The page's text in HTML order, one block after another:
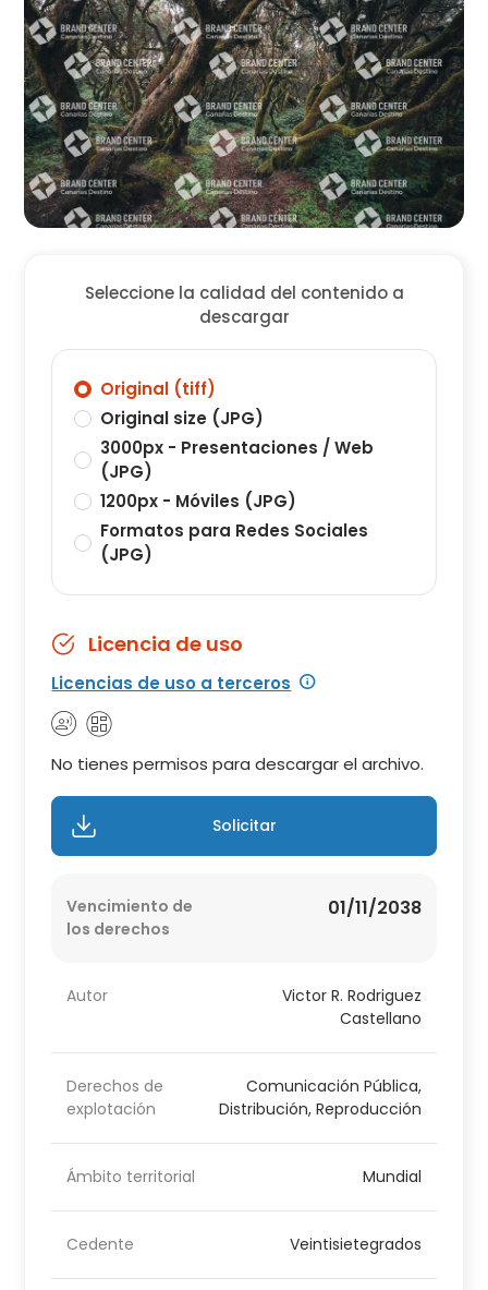
Seleccione la calidad del contenido a
descargar
Original (tiff)
Original size (JPG)
3000px - Presentaciones / Web
(JPG)
1200px - Móviles (JPG)
Formatos para Redes Sociales
(JPG)
Licencia de uso
Licencias de uso a terceros
No tienes permisos para descargar el archivo.
Solicitar
Vencimiento de
los derechos
01/11/2038
Autor
Victor R. Rodriguez
Castellano
Derechos de
explotación
Comunicación Pública,
Distribución, Reproducción
Ámbito territorial Mundial
Cedente Veintisietegrados